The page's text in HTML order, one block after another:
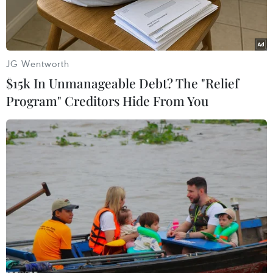
2015.
Raheem Sterling khởi đầu ấn tượng trong màu áo Man City.
(Nguồn: Getty Images)
JG Wentworth
$15k In Unmanageable Debt? The "Relief
Program" Creditors Hide From You